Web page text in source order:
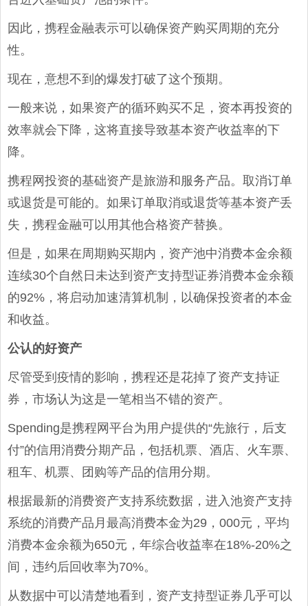
因此，携程金融表示可以确保资产购买周期的充分
性。
现在，意想不到的爆发打破了这个预期。
一般来说，如果资产的循环购买不足，资本再投资的
效率就会下降，这将直接导致基本资产收益率的下
降。
携程网投资的基础资产是旅游和服务产品。取消订单
或退货是可能的。如果订单取消或退货等基本资产丢
失，携程金融可以用其他合格资产替换。
但是，如果在周期购买期内，资产池中消费本金余额
连续30个自然日未达到资产支持型证券消费本金余额
的92%，将启动加速清算机制，以确保投资者的本金
和收益。
公认的好资产
尽管受到疫情的影响，携程还是花掉了资产支持证
券，市场认为这是一笔相当不错的资产。
Spending是携程网平台为用户提供的“先旅行，后支
付”的信用消费分期产品，包括机票、酒店、火车票、
租车、机票、团购等产品的信用分期。
根据最新的消费资产支持系统数据，进入池资产支持
系统的消费产品月最高消费本金为29，000元，平均
消费本金余额为650元，年综合收益率在18%-20%之
间，违约后回收率为70%。
从数据中可以清楚地看到，资产支持型证券几乎可以